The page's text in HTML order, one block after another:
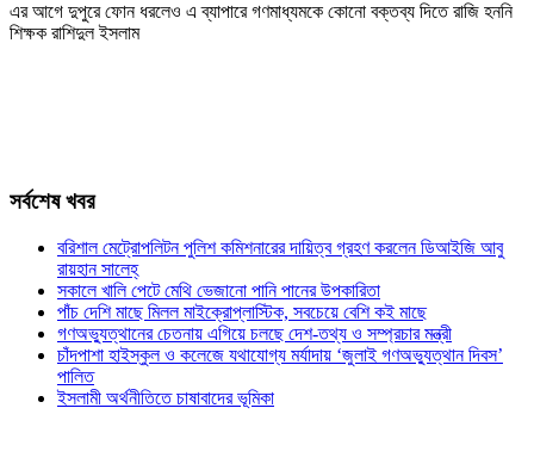
এর আগে দুপুরে ফোন ধরলেও এ ব্যাপারে গণমাধ্যমকে কোনো বক্তব্য দিতে রাজি হননি
শিক্ষক রাশিদুল ইসলাম
সর্বশেষ খবর
বরিশাল মেট্রোপলিটন পুলিশ কমিশনারের দায়িত্ব গ্রহণ করলেন ডিআইজি আবু
রায়হান সালেহ্
সকালে খালি পেটে মেথি ভেজানো পানি পানের উপকারিতা
পাঁচ দেশি মাছে মিলল মাইক্রোপ্লাস্টিক, সবচেয়ে বেশি কই মাছে
গণঅভ্যুত্থানের চেতনায় এগিয়ে চলছে দেশ-তথ্য ও সম্প্রচার মন্ত্রী
চাঁদপাশা হাইস্কুল ও কলেজে যথাযোগ্য মর্যাদায় ‘জুলাই গণঅভ্যুত্থান দিবস’
পালিত
ইসলামী অর্থনীতিতে চাষাবাদের ভূমিকা